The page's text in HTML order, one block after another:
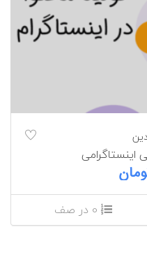
اینستاگرامی
0 در صف